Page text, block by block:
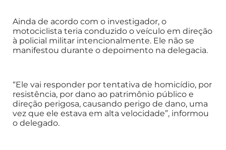
Ainda de acordo com o investigador, o
motociclista teria conduzido o veículo em direção
à policial militar intencionalmente. Ele não se
manifestou durante o depoimento na delegacia.
“Ele vai responder por tentativa de homicídio, por
resistência, por dano ao patrimônio público e
direção perigosa, causando perigo de dano, uma
vez que ele estava em alta velocidade”, informou
o delegado.